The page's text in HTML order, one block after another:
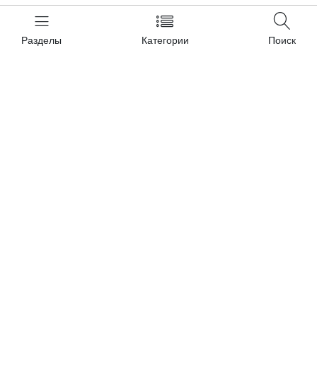
Разделы Категории Поиск
Реквизиты в РФ
ОГРН: 1169658055599